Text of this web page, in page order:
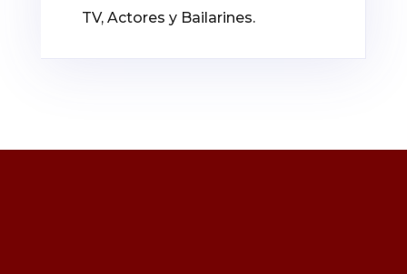
TV, Actores y Bailarines.